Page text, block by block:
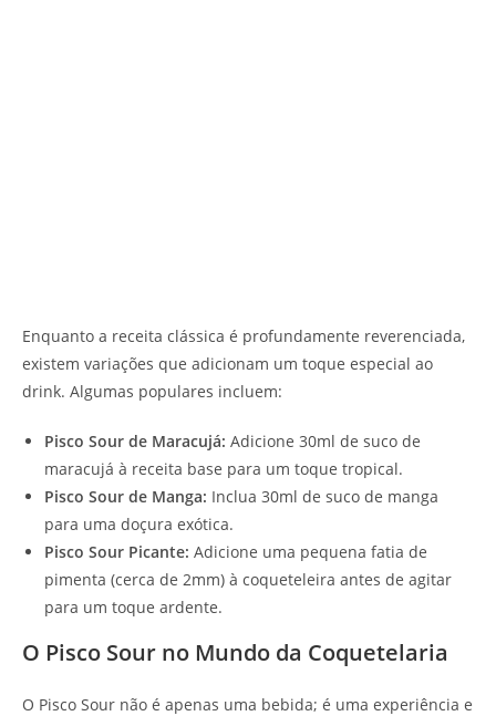
Enquanto a receita clássica é profundamente reverenciada,
existem variações que adicionam um toque especial ao
drink. Algumas populares incluem:
Pisco Sour de Maracujá: Adicione 30ml de suco de
maracujá à receita base para um toque tropical.
Pisco Sour de Manga: Inclua 30ml de suco de manga
para uma doçura exótica.
Pisco Sour Picante: Adicione uma pequena fatia de
pimenta (cerca de 2mm) à coqueteleira antes de agitar
para um toque ardente.
O Pisco Sour no Mundo da Coquetelaria
O Pisco Sour não é apenas uma bebida; é uma experiência e